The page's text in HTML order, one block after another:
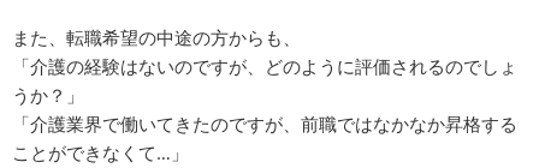
また、転職希望の中途の方からも、
「介護の経験はないのですが、どのように評価されるのでしょ
うか？」
「介護業界で働いてきたのですが、前職ではなかなか昇格する
ことができなくて…」